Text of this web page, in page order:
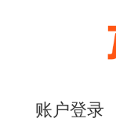
账户登录